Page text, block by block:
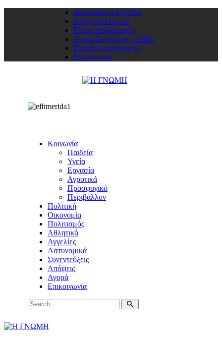
Δημοσιεύση Αγγελίας
Αναγγελία Γάμου
Γίνετε συνδρομητής
Αγορά Συνδρομής Online
Είσοδος συνδρομητή
Επικοινωνία
Κοινωνία
Παιδεία
Υγεία
Εργασία
Αγροτικά
Προσφυγικό
Περιβάλλον
Πολιτική
Οικονομία
Πολιτισμός
Αθλητικά
Αγγελίες
Αστυνομικά
Συνεντεύξεις
Απόψεις
Αγορά
Επικοινωνία